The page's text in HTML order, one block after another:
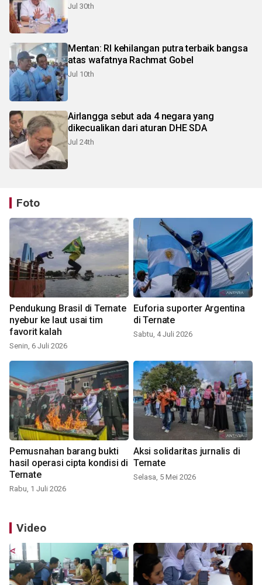
Jul 30th
Mentan: RI kehilangan putra terbaik bangsa
atas wafatnya Rachmat Gobel
Jul 10th
Airlangga sebut ada 4 negara yang
dikecualikan dari aturan DHE SDA
Jul 24th
Foto
Pendukung Brasil di Ternate
nyebur ke laut usai tim
favorit kalah
Senin, 6 Juli 2026
Euforia suporter Argentina
di Ternate
Sabtu, 4 Juli 2026
Pemusnahan barang bukti
hasil operasi cipta kondisi di
Ternate
Rabu, 1 Juli 2026
Aksi solidaritas jurnalis di
Ternate
Selasa, 5 Mei 2026
Video